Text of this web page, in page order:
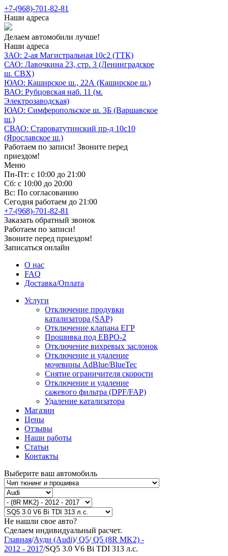
+7-(968)-701-82-81
Наши адреса
Делаем автомобили лучше!
Наши адреса
ЗАО: 2-ая Магистральная 10с2 (ТТК)
САО: Лавочкина 23, стр. 3 (Ленинградское
ш. СВХ)
ЮАО: Каширское ш., 22А (Каширское ш.)
ВАО: Рубцовская наб. 11 (м.
Электрозаводская)
ЮАО: Симферопольское ш. 3Б (Варшавское
ш.)
СВАО: Староватутинский пр-д 10с10
(Ярославское ш.)
Работаем по записи! Звоните перед
приездом!
Меню
Пн-Пт: с 10:00 до 21:00
Сб: с 10:00 до 20:00
Вс: По согласованию
Сегодня работаем до 21:00
+7-(968)-701-82-81
Заказать обратный звонок
Работаем по записи!
Звоните перед приездом!
Записаться онлайн
О нас
FAQ
Доставка/Оплата
Услуги
Отключение продувки
катализатора (SAP)
Отключение клапана ЕГР
Прошивка под ЕВРО-2
Отключение вихревых заслонок
Отключение и удаление
мочевины AdBlue/BlueTec
Снятие ограничителя скорости
Отключение и удаление
сажевого фильтра (DPF/FAP)
Удаление катализатора
Магазин
Цены
Отзывы
Наши работы
Статьи
Контакты
Выберите ваш автомобиль
Не нашли свое авто?
Сделаем индивидуальный расчет.
Главная/Ауди (Audi)/Q5/Q5 (8R MK2) -
2012 - 2017/SQ5 3.0 V6 Bi TDI 313 л.с.